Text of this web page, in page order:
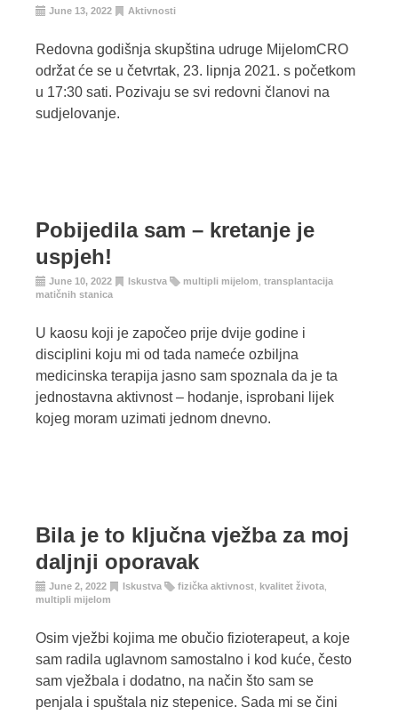
June 13, 2022 Aktivnosti
Redovna godišnja skupština udruge MijelomCRO
održat će se u četvrtak, 23. lipnja 2021. s početkom
u 17:30 sati. Pozivaju se svi redovni članovi na
sudjelovanje.
Pobijedila sam – kretanje je
uspjeh!
June 10, 2022 Iskustva multipli mijelom transplantacija
matičnih stanica
U kaosu koji je započeo prije dvije godine i
disciplini koju mi od tada nameće ozbiljna
medicinska terapija jasno sam spoznala da je ta
jednostavna aktivnost – hodanje, isprobani lijek
kojeg moram uzimati jednom dnevno.
Bila je to ključna vježba za moj
daljnji oporavak
June 2, 2022 Iskustva fizička aktivnost kvalitet života
multipli mijelom
Osim vježbi kojima me obučio fizioterapeut, a koje
sam radila uglavnom samostalno i kod kuće, često
sam vježbala i dodatno, na način što sam se
penjala i spuštala niz stepenice. Sada mi se čini